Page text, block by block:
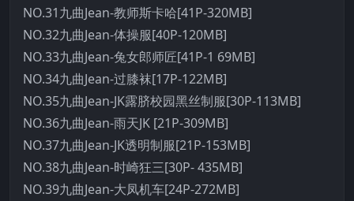
NO.31九曲Jean-教师斯卡哈[41P-320MB]
NO.32九曲Jean-体操服[40P-120MB]
NO.33九曲Jean-兔女郎师匠[41P-1 69MB]
NO.34九曲Jean-过膝袜[17P-122MB]
NO.35九曲Jean-JK露脐校园黑丝制服[30P-113MB]
NO.36九曲Jean-雨天JK [21P-309MB]
NO.37九曲Jean-JK透明制服[21P-153MB]
NO.38九曲Jean-时崎狂三[30P- 435MB]
NO.39九曲Jean-大凤机车[24P-272MB]